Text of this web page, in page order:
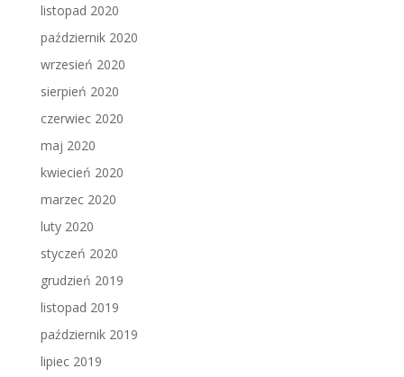
listopad 2020
październik 2020
wrzesień 2020
sierpień 2020
czerwiec 2020
maj 2020
kwiecień 2020
marzec 2020
luty 2020
styczeń 2020
grudzień 2019
listopad 2019
październik 2019
lipiec 2019